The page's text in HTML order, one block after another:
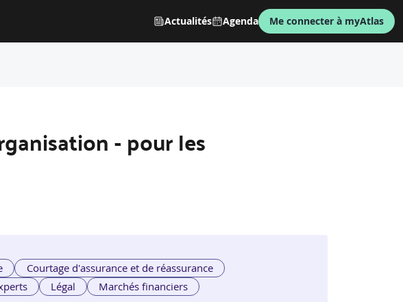
Actualités Agenda Me connecter à myAtlas
- pour les
Courtage d'assurance et de réassurance
Légal
Marchés financiers